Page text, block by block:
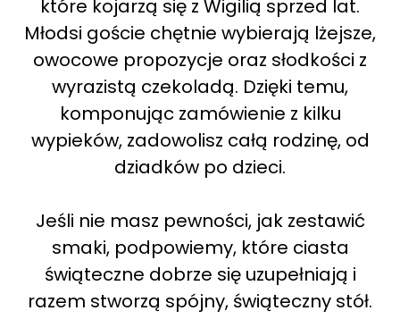
które kojarzą się z Wigilią sprzed lat.
Młodsi goście chętnie wybierają lżejsze,
owocowe propozycje oraz słodkości z
wyrazistą czekoladą. Dzięki temu,
komponując zamówienie z kilku
wypieków, zadowolisz całą rodzinę, od
dziadków po dzieci.
Jeśli nie masz pewności, jak zestawić
smaki, podpowiemy, które ciasta
świąteczne dobrze się uzupełniają i
razem stworzą spójny, świąteczny stół.